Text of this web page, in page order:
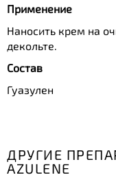
Применение
Наносить крем на
декольте.
Состав
Гуазулен
ДРУГИЕ
AZULENE